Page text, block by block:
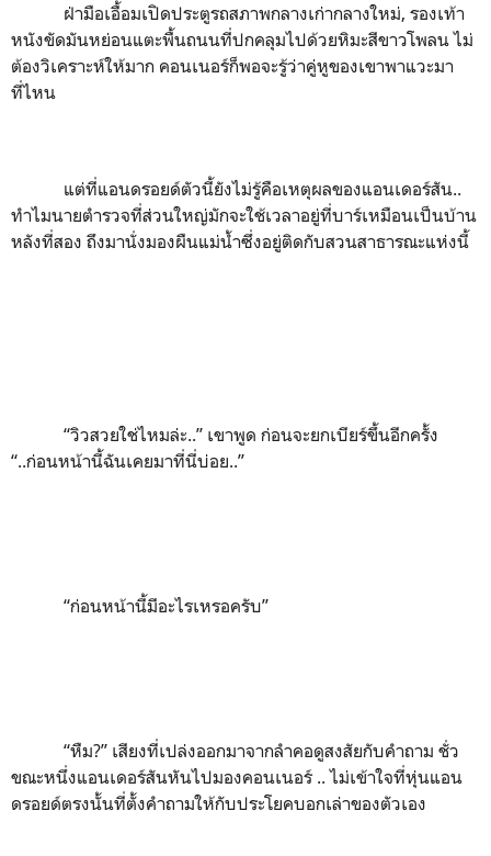
ฝ่ามือเอื้อมเปิดประตูรถสภาพกลางเก่ากลางใหม่, รองเท้า
หนังขัดมันหย่อนแตะพื้นถนนที่ปกคลุมไปด้วยหิมะสีขาวโพลน ไม่
ต้องวิเคราะห์ให้มาก คอนเนอร์ก็พอจะรู้ว่าคู่หูของเขาพาแวะมา
ที่ไหน
แต่ที่แอนดรอยด์ตัวนี้ยังไม่รู้คือเหตุผลของแอนเดอร์สัน..
ทำไมนายตำรวจที่ส่วนใหญ่มักจะใช้เวลาอยู่ที่บาร์เหมือนเป็นบ้าน
หลังที่สอง ถึงมานั่งมองผืนแม่น้ำซึ่งอยู่ติดกับสวนสาธารณะแห่งนี้
“วิวสวยใช่ไหมล่ะ..” เขาพูด ก่อนจะยกเบียร์ขึ้นอีกครั้ง
“..ก่อนหน้านี้ฉันเคยมาที่นี่บ่อย..”
“ก่อนหน้านี้มีอะไรเหรอครับ”
“หืม?” เสียงที่เปล่งออกมาจากลำคอดูสงสัยกับคำถาม ชั่ว
ขณะหนึ่งแอนเดอร์สันหันไปมองคอนเนอร์ .. ไม่เข้าใจที่หุ่นแอน
ดรอยด์ตรงนั้นที่ตั้งคำถามให้กับประโยคบอกเล่าของตัวเอง